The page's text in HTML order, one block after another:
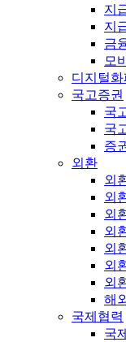
지
지
금
모
디지털화
국고증권
국
국
증
외환
외
외
외
외
외
외
외
해
국제협력
국